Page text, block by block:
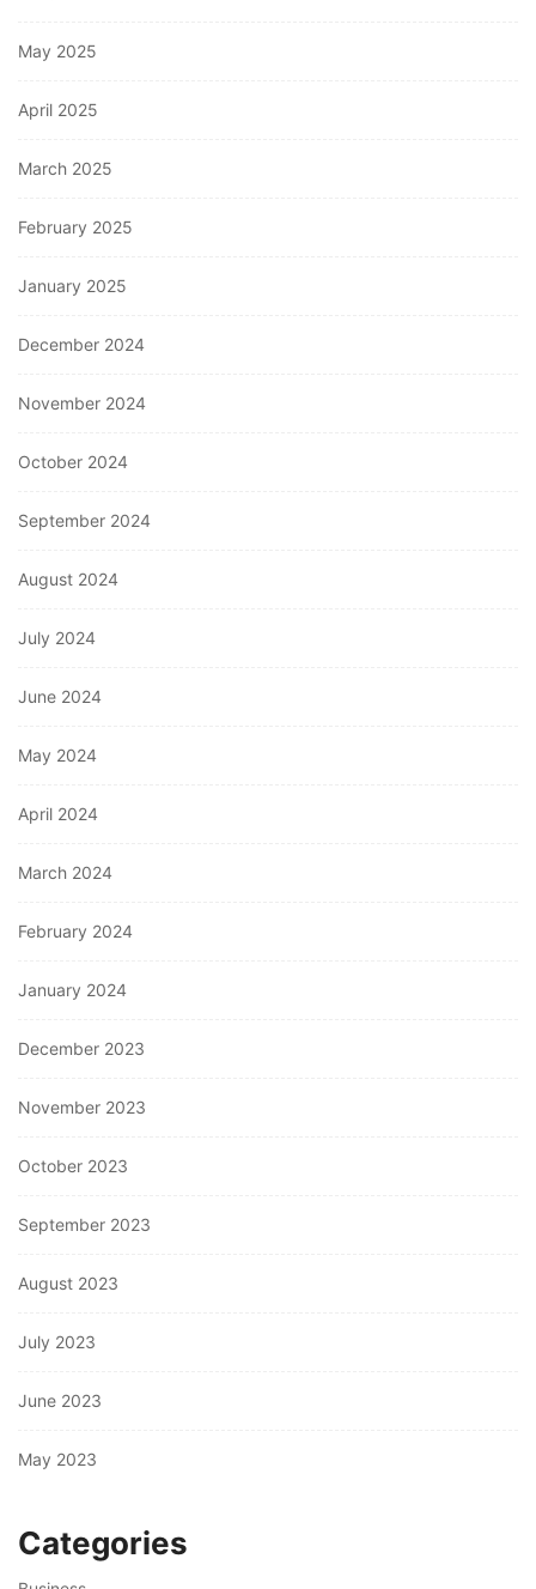
May 2025
April 2025
March 2025
February 2025
January 2025
December 2024
November 2024
October 2024
September 2024
August 2024
July 2024
June 2024
May 2024
April 2024
March 2024
February 2024
January 2024
December 2023
November 2023
October 2023
September 2023
August 2023
July 2023
June 2023
May 2023
Categories